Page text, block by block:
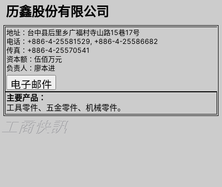
历鑫股份有限公司
地址∶台中县后里乡广福村寺山路15巷17号
电话∶+886-4-25581529, +886-4-25586682
传真∶+886-4-25570541
资本额∶伍佰万元
负责人∶廖本进
主要产品∶
工具零件、五金零件、机械零件。